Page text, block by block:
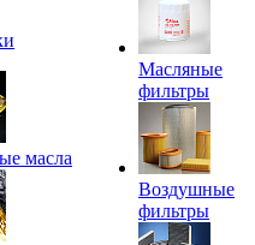
масла
Масляные
фильтры
Воздушные
фильтры